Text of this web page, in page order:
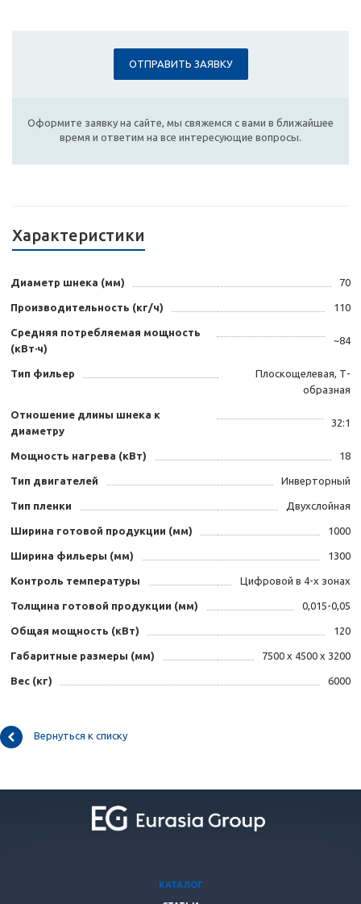
ОТПРАВИТЬ ЗАЯВКУ
Оформите заявку на сайте, мы свяжемся с вами в ближайшее
время и ответим на все интересующие вопросы.
Характеристики
Диаметр шнека (мм) 70
Производительность (кг/ч) 110
Средняя потребляемая мощность
(кВт·ч)
~84
Тип фильер
Плоскощелевая, Т-
образная
Отношение длины шнека к
диаметру
32:1
Мощность нагрева (кВт) 18
Тип двигателей Инверторный
Тип пленки Двухслойная
Ширина готовой продукции (мм) 1000
Ширина фильеры (мм) 1300
Контроль температуры Цифровой в 4-х зонах
Толщина готовой продукции (мм) 0,015-0,05
Общая мощность (кВт) 120
Габаритные размеры (мм) 7500 х 4500 х 3200
Вес (кг) 6000
Вернуться к списку
КАТАЛОГ